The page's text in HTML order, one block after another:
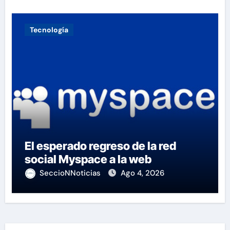
Tecnología
El esperado regreso de la red
social Myspace a la web
SeccioNNoticias Ago 4, 2026